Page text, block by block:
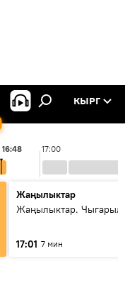
КЫРГ
17:00
16:48
Жаңылыктар
Жаңылыктар.
17:01 7 мин